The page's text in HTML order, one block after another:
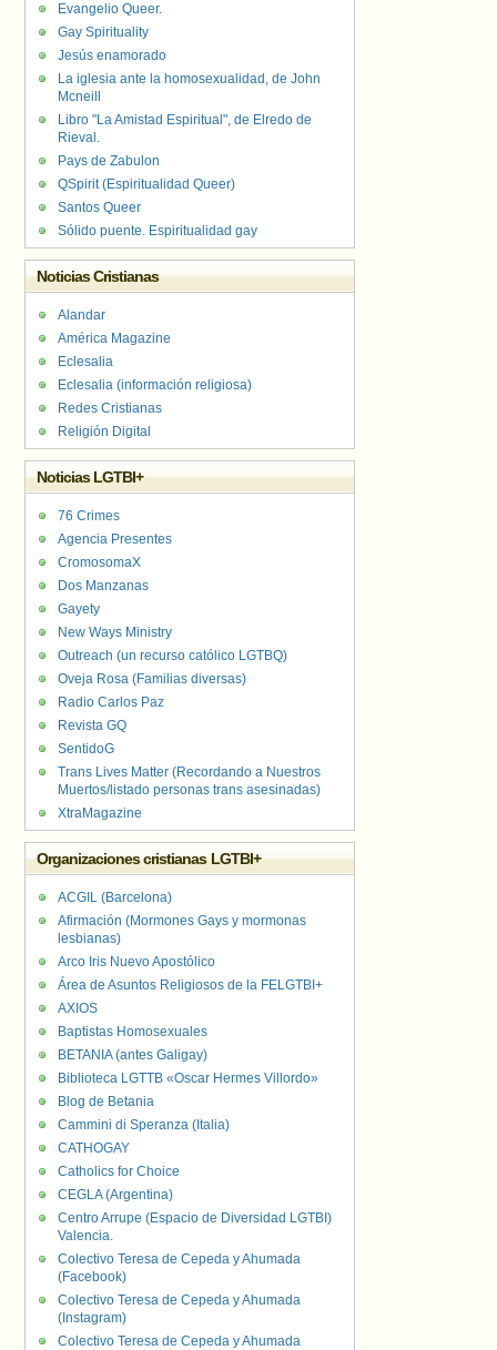
Evangelio Queer.
Gay Spirituality
Jesús enamorado
La iglesia ante la homosexualidad, de John
Mcneill
Libro "La Amistad Espiritual", de Elredo de
Rieval.
Pays de Zabulon
QSpirit (Espiritualidad Queer)
Santos Queer
Sólido puente. Espiritualidad gay
Noticias Cristianas
Alandar
América Magazine
Eclesalia
Eclesalia (información religiosa)
Redes Cristianas
Religión Digital
Noticias LGTBI+
76 Crimes
Agencia Presentes
CromosomaX
Dos Manzanas
Gayety
New Ways Ministry
Outreach (un recurso católico LGTBQ)
Oveja Rosa (Familias diversas)
Radio Carlos Paz
Revista GQ
SentidoG
Trans Lives Matter (Recordando a Nuestros
Muertos/listado personas trans asesinadas)
XtraMagazine
Organizaciones cristianas LGTBI+
ACGIL (Barcelona)
Afirmación (Mormones Gays y mormonas
lesbianas)
Arco Iris Nuevo Apostólico
Área de Asuntos Religiosos de la FELGTBI+
AXIOS
Baptistas Homosexuales
BETANIA (antes Galigay)
Biblioteca LGTTB «Oscar Hermes Villordo»
Blog de Betania
Cammini di Speranza (Italia)
CATHOGAY
Catholics for Choice
CEGLA (Argentina)
Centro Arrupe (Espacio de Diversidad LGTBI)
Valencia.
Colectivo Teresa de Cepeda y Ahumada
(Facebook)
Colectivo Teresa de Cepeda y Ahumada
(Instagram)
Colectivo Teresa de Cepeda y Ahumada